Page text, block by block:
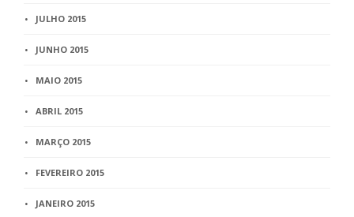
JULHO 2015
JUNHO 2015
MAIO 2015
ABRIL 2015
MARÇO 2015
FEVEREIRO 2015
JANEIRO 2015